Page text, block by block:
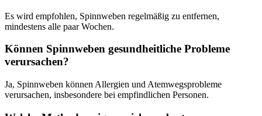
Es wird empfohlen, Spinnweben regelmäßig zu entfernen,
mindestens alle paar Wochen.
Können Spinnweben gesundheitliche Probleme
verursachen?
Ja, Spinnweben können Allergien und Atemwegsprobleme
verursachen, insbesondere bei empfindlichen Personen.